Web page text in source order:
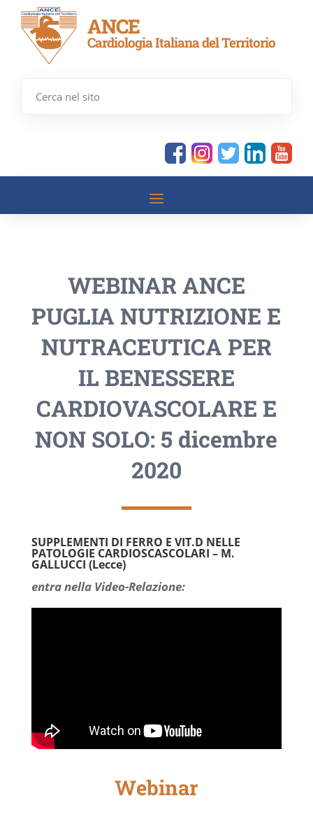
ANCE
Cardiologia Italiana del Territorio
WEBINAR ANCE
PUGLIA NUTRIZIONE E
NUTRACEUTICA PER
IL BENESSERE
CARDIOVASCOLARE E
NON SOLO: 5 dicembre
2020
SUPPLEMENTI DI FERRO E VIT.D NELLE
PATOLOGIE CARDIOSCASCOLARI – M.
GALLUCCI (Lecce)
entra nella Video-Relazione:
Webinar